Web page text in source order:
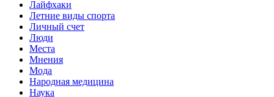
Лайфхаки
Летние виды спорта
Личный счет
Люди
Места
Мнения
Мода
Народная медицина
Наука